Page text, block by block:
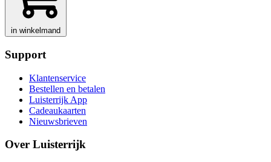
in winkelmand
Support
Klantenservice
Bestellen en betalen
Luisterrijk App
Cadeaukaarten
Nieuwsbrieven
Over Luisterrijk